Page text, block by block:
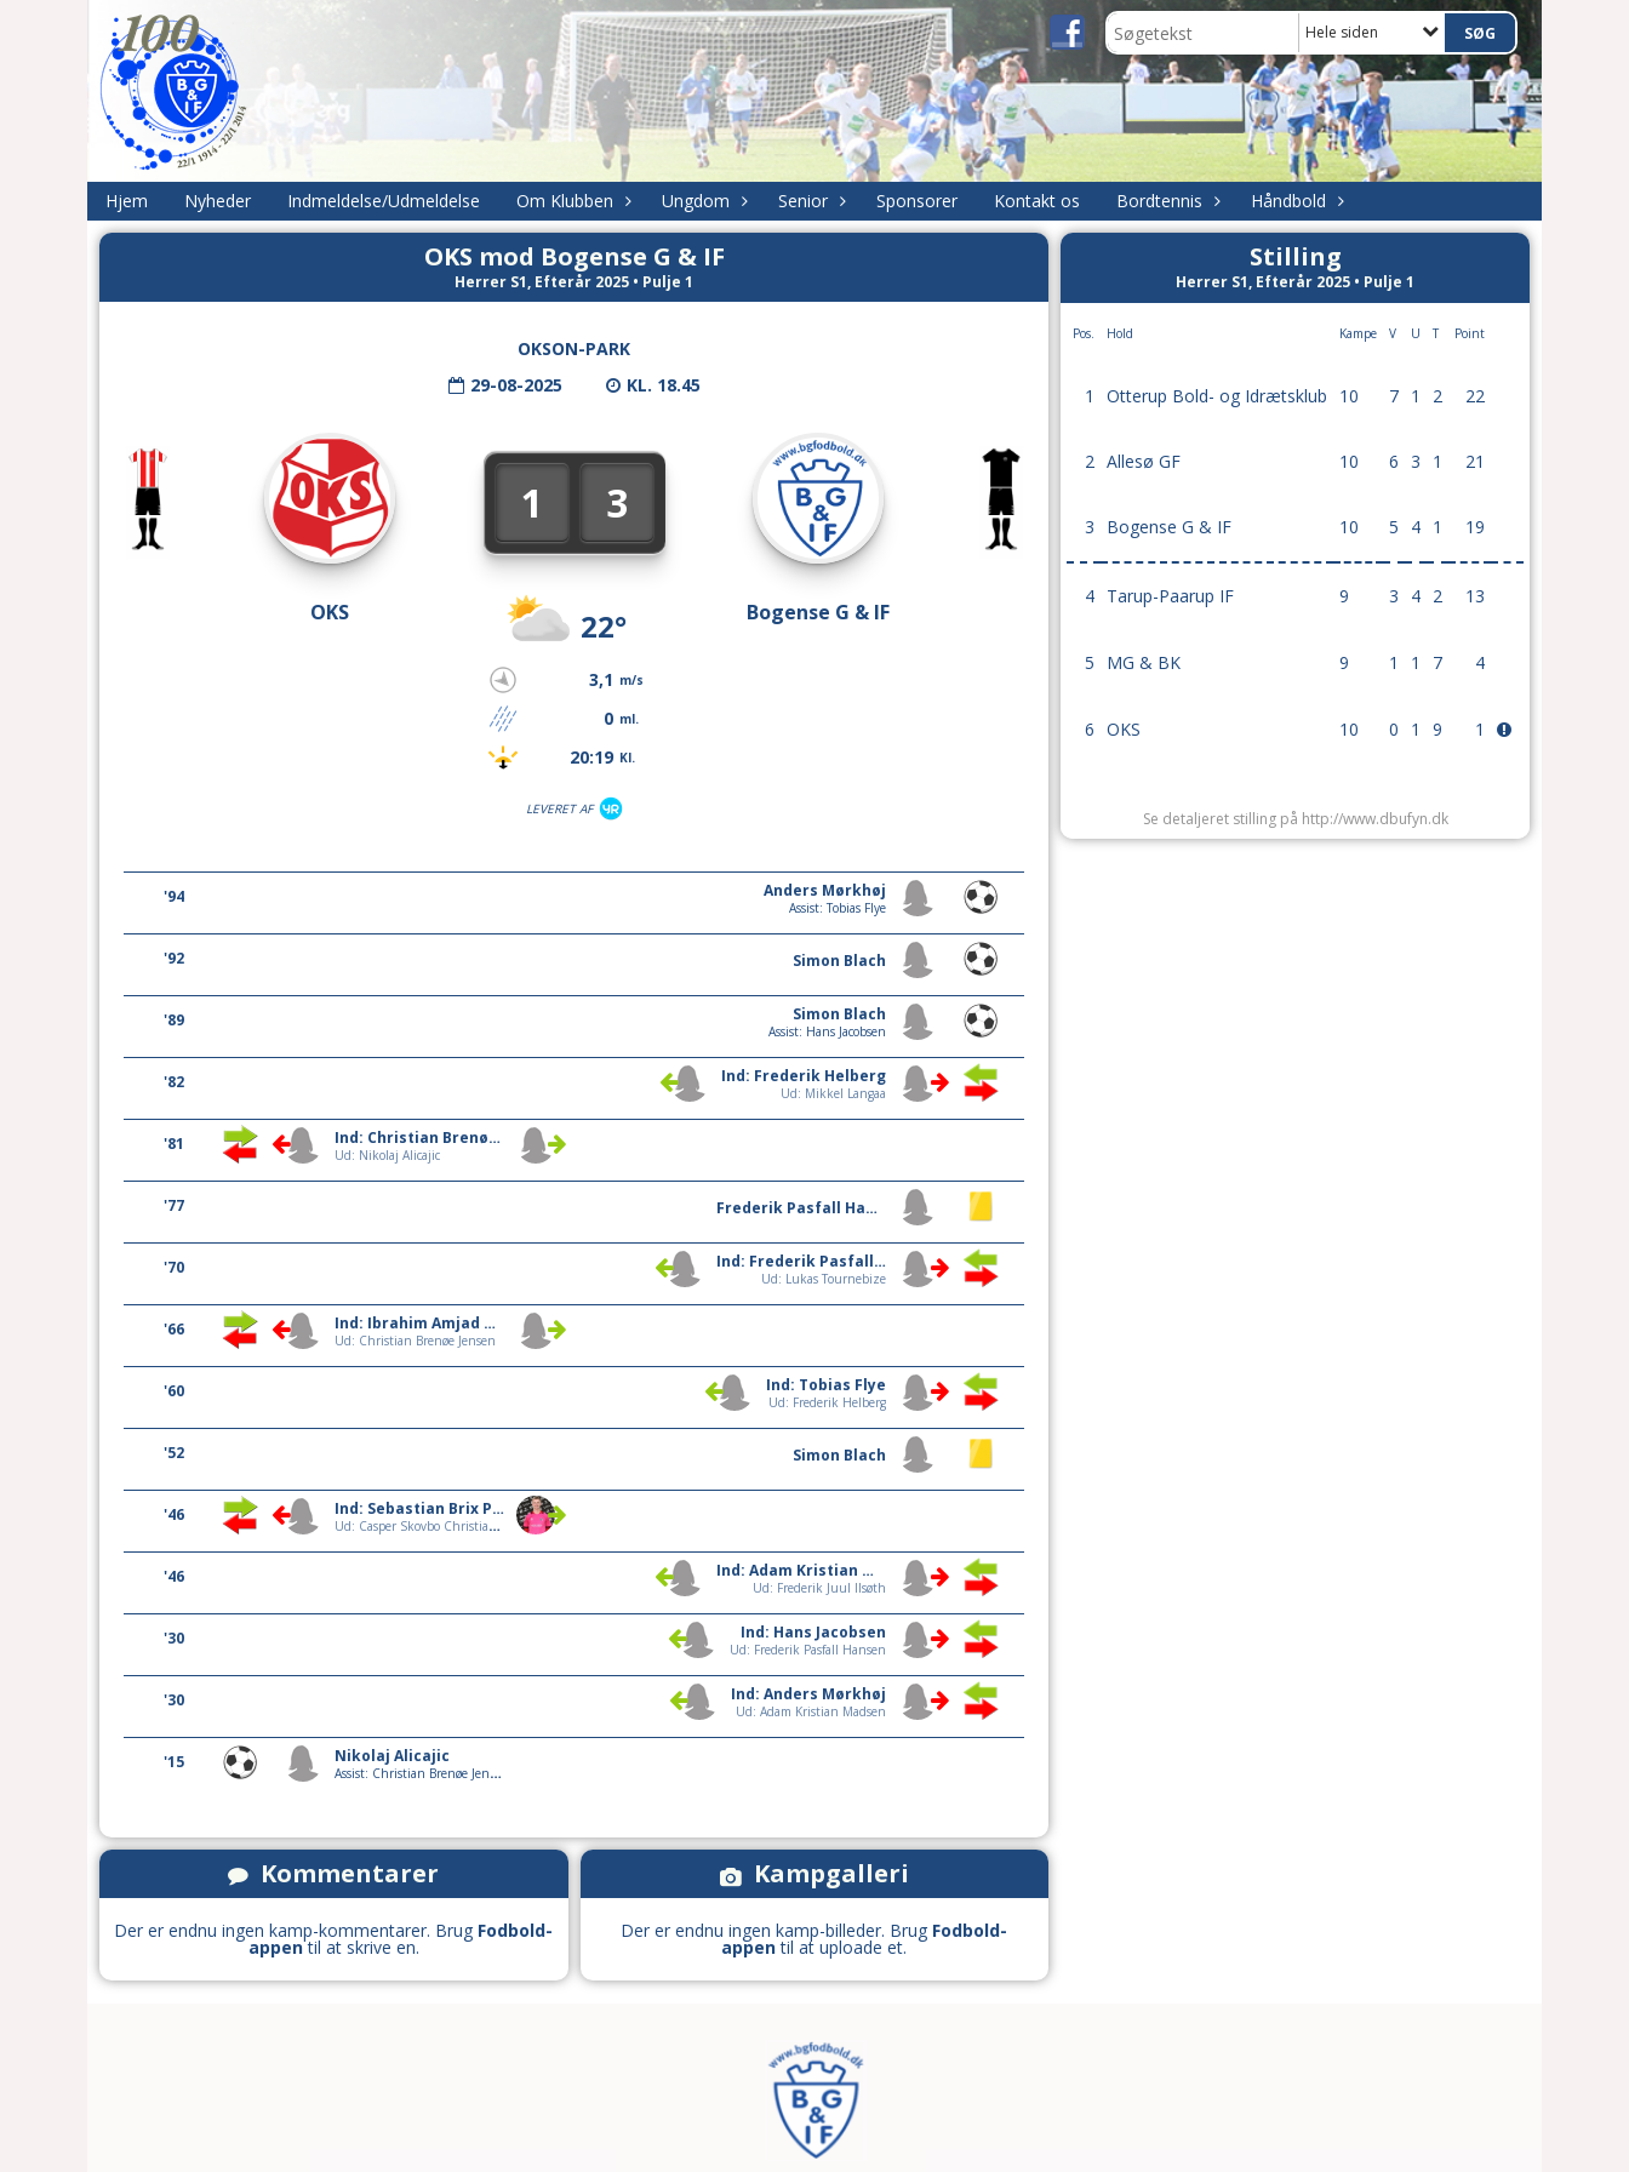
Hele siden
Hjem Nyheder Indmeldelse/Udmeldelse Om Klubben Ungdom Senior Sponsorer Kontakt os Bordtennis Håndbold
OKS mod Bogense G & IF
Herrer S1, Efterår 2025 • Pulje 1
OKSON-PARK
29-08-2025
KL. 18.45
OKS
1 3
22°
3,1 m/s
0 ml.
20:19 Kl.
LEVERET AF
Bogense G & IF
'94 Anders Mørkhøj
Assist: Tobias Flye
'92 Simon Blach
'89 Simon Blach
Assist: Hans Jacobsen
'82 Ind: Frederik Helberg
Ud: Mikkel Langaa
'81 Ind: Christian Brenøe Jensen
Ud: Nikolaj Alicajic
'77 Frederik Pasfall Hansen
'70 Ind: Frederik Pasfall Hansen
Ud: Lukas Tournebize
'66 Ind: Ibrahim Amjad Yousaf
Ud: Christian Brenøe Jensen
'60 Ind: Tobias Flye
Ud: Frederik Helberg
'52 Simon Blach
'46 Ind: Sebastian Brix Pedersen
Ud: Casper Skovbo Christiansen
'46 Ind: Adam Kristian Madsen
Ud: Frederik Juul Ilsøth
'30 Ind: Hans Jacobsen
Ud: Frederik Pasfall Hansen
'30 Ind: Anders Mørkhøj
Ud: Adam Kristian Madsen
'15 Nikolaj Alicajic
Assist: Christian Brenøe Jensen
Stilling
Herrer S1, Efterår 2025 • Pulje 1
Pos. Hold Kampe V U T Point
1 Otterup Bold- og Idrætsklub 10 7 1 2 22
2 Allesø GF 10 6 3 1 21
3 Bogense G & IF 10 5 4 1 19
4 Tarup-Paarup IF 9 3 4 2 13
5 MG & BK 9 1 1 7 4
6 OKS 10 0 1 9 1
Se detaljeret stilling på http://www.dbufyn.dk
Kommentarer
Der er endnu ingen kamp-kommentarer. Brug Fodbold-
appentil at skrive en.
Kampgalleri
Der er endnu ingen kamp-billeder. Brug Fodbold-
appentil at uploade et.